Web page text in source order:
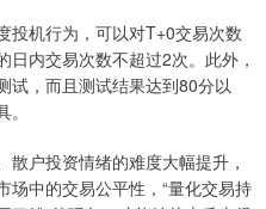
投机行为，可以对T+0交易次数
内交易次数不超过2次。此外，
试，而且测试结果达到80分以
户投资情绪的难度大幅提升，
场中的交易公平性，“量化交易持